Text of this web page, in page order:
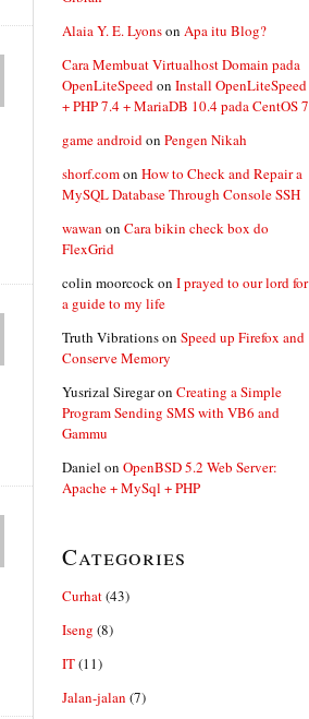
Alaia Y. E. Lyonson Apa itu Blog?
Cara Membuat Virtualhost Domain pada
OpenLiteSpeedon Install OpenLiteSpeed
+ PHP 7.4 + MariaDB 10.4 pada CentOS 7
game androidon Pengen Nikah
shorf.comon How to Check and Repair a
MySQL Database Through Console SSH
wawan on Cara bikin check box do
FlexGrid
colin moorcockon I prayed to our lord for
a guide to my life
Truth Vibrationson Speed up Firefox and
Conserve Memory
Yusrizal Siregaron Creating a Simple
Program Sending SMS with VB6 and
Gammu
Daniel on OpenBSD 5.2 Web Server:
Apache + MySql + PHP
Categories
Curhat(43)
Iseng (8)
IT(11)
Jalan-jalan (7)